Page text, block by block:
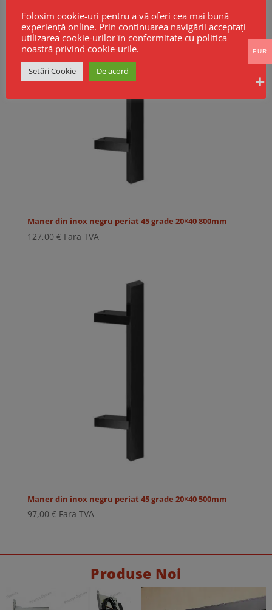
Maner din inox negru periat 45 grade 20×40 800mm
127,00 € Fara TVA
Maner din inox negru periat 45 grade 20×40 500mm
97,00 € Fara TVA
Produse Noi
Folosim cookie-uri pentru a vă oferi cea mai bună
experiență online. Prin continuarea navigării acceptați
utilizarea cookie-urilor în conformitate cu politica
noastră privind cookie-urile.
Setări Cookie De acord
EUR